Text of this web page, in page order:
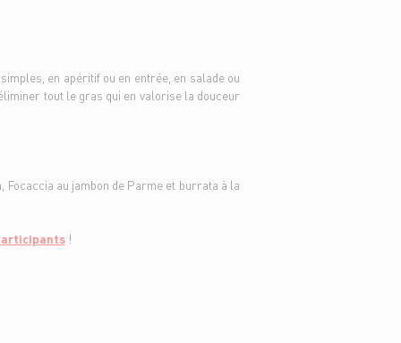
en apéritif ou en entrée, en salade ou
tout le gras qui en valorise la douceur
au jambon de Parme et burrata à la
!